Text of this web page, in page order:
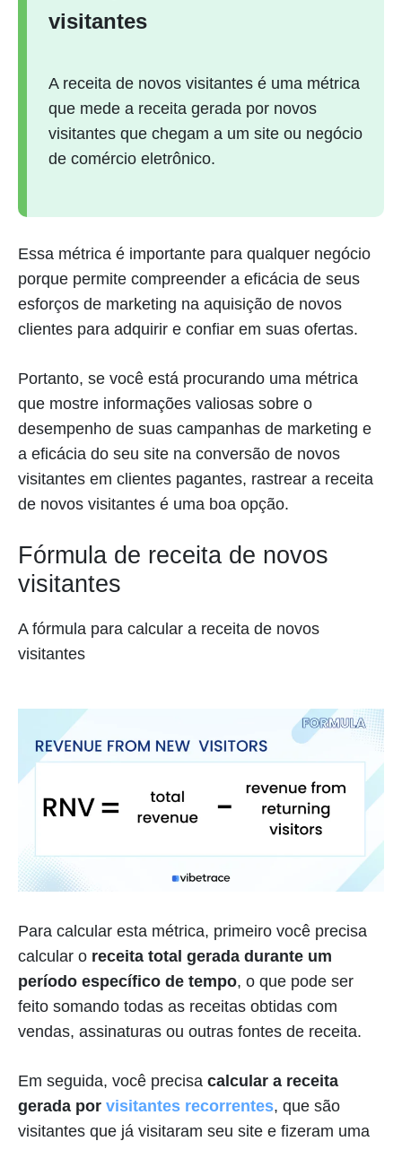
visitantes
A receita de novos visitantes é uma métrica
que mede a receita gerada por novos
visitantes que chegam a um site ou negócio
de comércio eletrônico.
Essa métrica é importante para qualquer negócio
porque permite compreender a eficácia de seus
esforços de marketing na aquisição de novos
clientes para adquirir e confiar em suas ofertas.
Portanto, se você está procurando uma métrica
que mostre informações valiosas sobre o
desempenho de suas campanhas de marketing e
a eficácia do seu site na conversão de novos
visitantes em clientes pagantes, rastrear a receita
de novos visitantes é uma boa opção.
Fórmula de receita de novos
visitantes
A fórmula para calcular a receita de novos
visitantes
Para calcular esta métrica, primeiro você precisa
calcular o receita total gerada durante um
período específico de tempo, o que pode ser
feito somando todas as receitas obtidas com
vendas, assinaturas ou outras fontes de receita.
Em seguida, você precisa calcular a receita
gerada por visitantes recorrentes, que são
visitantes que já visitaram seu site e fizeram uma